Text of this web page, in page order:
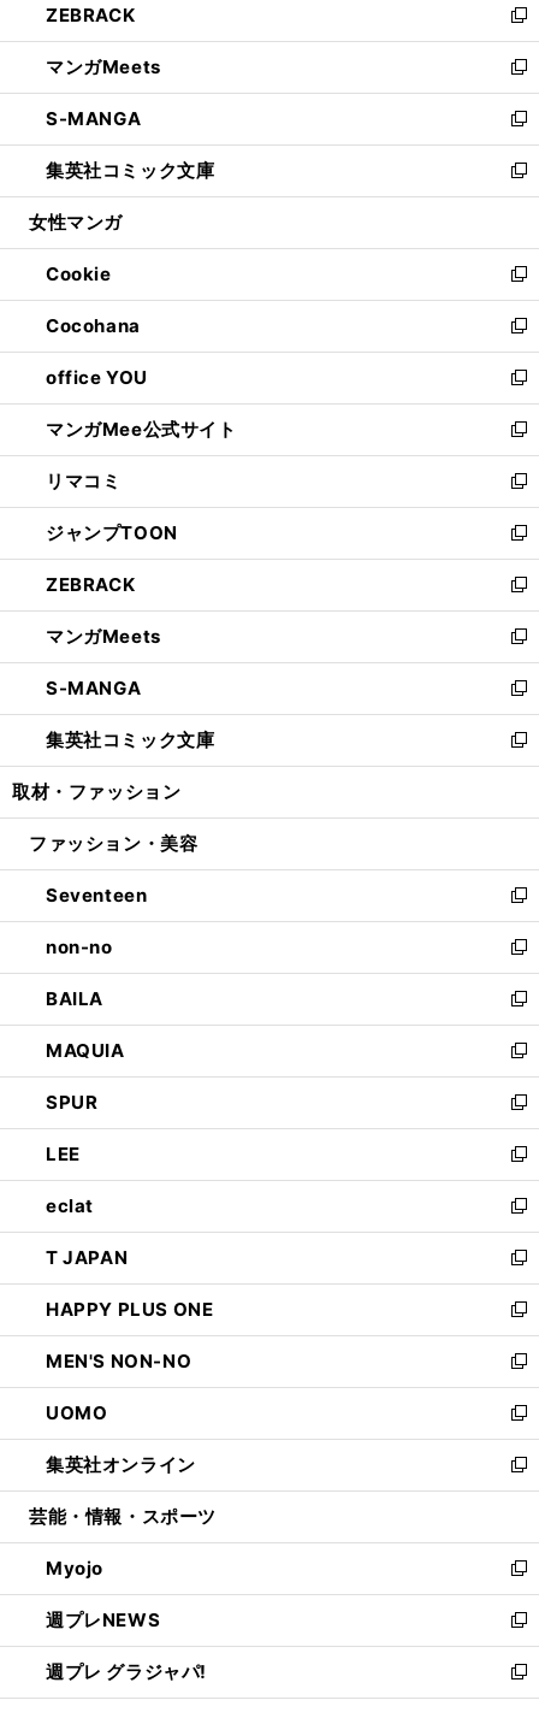
く
で
開
く
ド
ウ
で
開
く
ィ
ン
ド
ウ
で
開
く
い
ウ
ィ
ン
ド
ウ
で
開
ZEBRACK
新
し
い
ウ
ィ
ン
ド
ウ
開
く
マンガMeets
新
し
い
ウ
ィ
ン
ウ
で
開
く
S-MANGA
新
し
い
ウ
ン
ド
ウ
で
開
く
集英社コミック文庫
新
し
ウ
ィ
ン
ド
ウ
で
開
く
女性マンガ
Cookie
新
し
い
ウ
ィ
ン
ド
ウ
で
開
く
Cocohana
新
し
い
ウ
ィ
ン
ド
ウ
で
開
く
office YOU
新
し
い
ウ
ィ
ン
ド
ウ
で
開
く
マンガMee公式サイト
新
し
い
ウ
ィ
ン
ド
ウ
で
開
く
リマコミ
新
し
い
ウ
ィ
ン
ド
ウ
で
開
く
ジャンプTOON
新
し
い
ウ
ィ
ン
ド
ウ
で
開
ZEBRACK
新
し
い
ウ
ィ
ン
ド
ウ
開
マンガMeets
新
し
い
ウ
ィ
ン
ウ
開
く
S-MANGA
新
し
い
ウ
ン
ウ
で
開
く
集英社コミック文庫
新
し
ウ
ン
ド
ウ
で
開
く
取材・ファッション
ファッション・美容
Seventeen
新
し
い
ウ
ィ
ン
ド
ウ
で
開
く
non-no
新
し
い
ウ
ィ
ン
ド
ウ
で
開
く
BAILA
新
し
い
ウ
ィ
ン
ド
ウ
で
開
く
MAQUIA
新
し
い
ウ
ィ
ン
ド
ウ
で
開
く
SPUR
新
し
い
ウ
ィ
ン
ド
ウ
で
開
く
LEE
新
し
い
ウ
ィ
ン
ド
ウ
で
開
く
eclat
新
し
い
ウ
ィ
ン
ド
ウ
で
開
く
T JAPAN
新
し
い
ウ
ィ
ン
ド
ウ
で
開
HAPPY PLUS ONE
新
し
い
ウ
ィ
ン
ド
ウ
開
く
MEN'S NON-NO
新
し
い
ウ
ィ
ン
ウ
で
開
く
UOMO
新
し
い
ウ
ン
ド
ウ
で
開
く
集英社オンライン
新
し
ウ
ィ
ン
ド
ウ
で
開
芸能・情報・スポーツ
Myojo
新
し
い
ウ
ィ
ン
週プレNEWS
新
し
い
ウ
週プレ グラジャパ!
新
し